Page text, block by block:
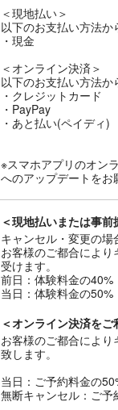
＜現地払い＞
以下のお支払い方法か
・現金
＜オンライン決済＞
以下のお支払い方法か
・クレジットカード
・PayPay
・あと払い(ペイディ)
※スマホアプリのオン
へのアップデートをお
＜現地払いまたは事前
キャンセル・変更の場
お客様のご都合によ
受けます。
前日：体験料金の40%
当日：体験料金の50%
＜オンライン決済をご
お客様のご都合によ
致します。
当日：ご予約料金の
無断キャンセル：ご予